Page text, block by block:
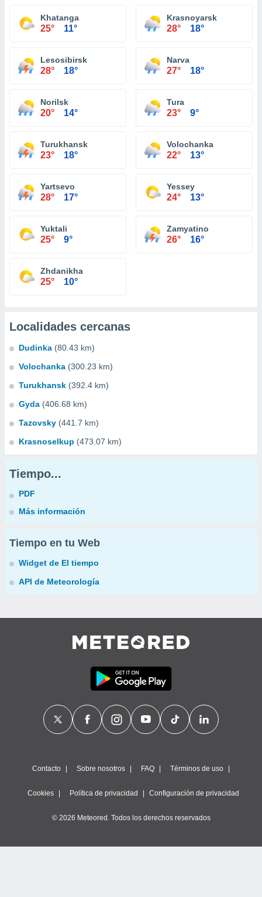
Khatanga
25° 11°
Krasnoyarsk
28° 18°
Lesosibirsk
28° 18°
Narva
27° 18°
Norilsk
20° 14°
Tura
23° 9°
Turukhansk
23° 18°
Volochanka
22° 13°
Yartsevo
28° 17°
Yessey
24° 13°
Yuktali
25° 9°
Zamyatino
26° 16°
Zhdanikha
25° 10°
Localidades cercanas
Dudinka (80.43 km)
Volochanka (300.23 km)
Turukhansk (392.4 km)
Gyda (406.68 km)
Tazovsky (441.7 km)
Krasnoselkup (473.07 km)
Tiempo...
PDF
Más información
Tiempo en tu Web
Widget de El tiempo
API de Meteorología
Contacto Sobre nosotros FAQ Términos de uso
Cookies Política de privacidad Configuración de privacidad
© 2026 Meteored. Todos los derechos reservados